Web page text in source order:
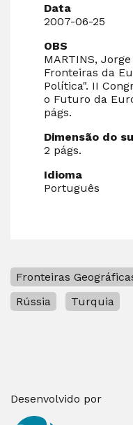
Data
2007-06-25
OBS
MARTINS,
Fronteiras da
Política". II
o Futuro da
págs.
Dimensão do
2 págs.
Idioma
Português
Fronteiras
Rússia
Turquia
Desenvolvido por